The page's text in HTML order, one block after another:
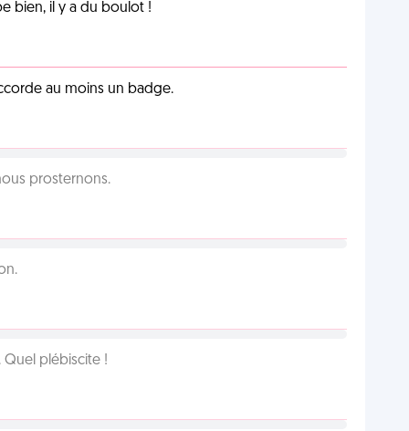
bien, il y a du boulot !
au moins un badge.
prosternons.
Quel plébiscite !